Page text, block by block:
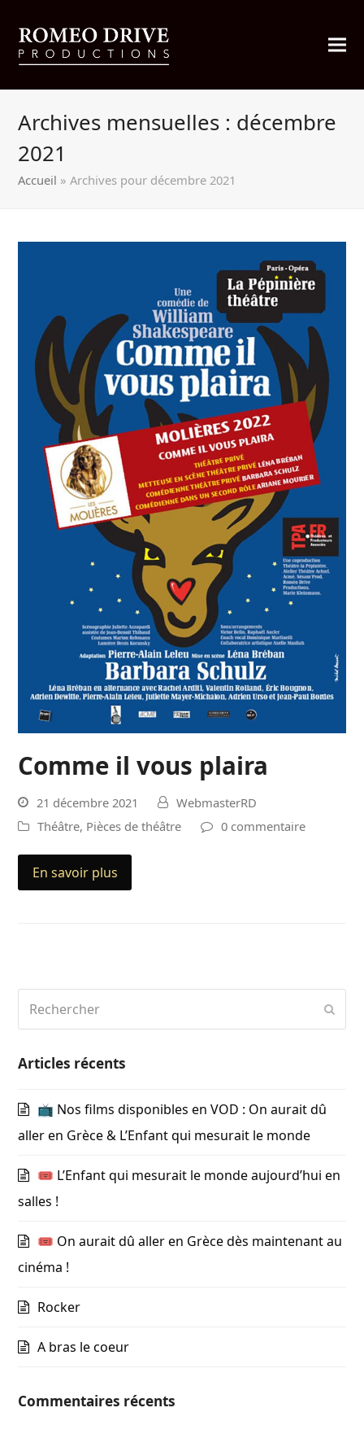
Archives mensuelles : décembre
2021
Accueil »Archives pour décembre 2021
Comme il vous plaira
21 décembre 2021
WebmasterRD
Théâtre, Pièces de théâtre 0 commentaire
En savoir plus
Rechercher
Articles récents
📺 Nos films disponibles en VOD : On aurait dû
aller en Grèce & L’Enfant qui mesurait le monde
🎟️ L’Enfant qui mesurait le monde aujourd’hui en
salles !
🎟️ On aurait dû aller en Grèce dès maintenant au
cinéma !
Rocker
A bras le coeur
Commentaires récents